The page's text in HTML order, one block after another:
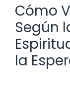
Cómo
Según
la